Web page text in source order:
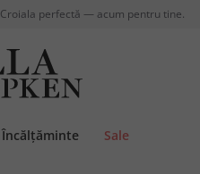
Croiala perfectă — acum pentru tine.
Încălțăminte Sale